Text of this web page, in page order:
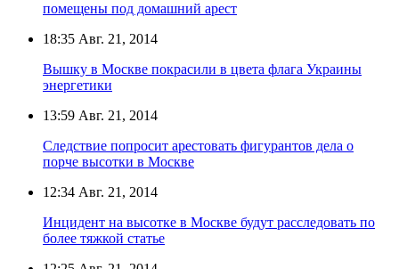
помещены под домашний арест
18:35 Авг. 21, 2014
Вышку в Москве покрасили в цвета флага Украины
энергетики
13:59 Авг. 21, 2014
Следствие попросит арестовать фигурантов дела о
порче высотки в Москве
12:34 Авг. 21, 2014
Инцидент на высотке в Москве будут расследовать по
более тяжкой статье